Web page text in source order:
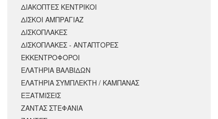
ΔΙΑΚΟΠΤΕΣ ΚΕΝΤΡΙΚΟΙ
ΔΙΣΚΟΙ ΑΜΠΡΑΓΙΑΖ
ΔΙΣΚΟΠΛΑΚΕΣ
ΔΙΣΚΟΠΛΑΚΕΣ - ΑΝΤΑΠΤΟΡΕΣ
ΕΚΚΕΝΤΡΟΦΟΡΟΙ
ΕΛΑΤΗΡΙΑ ΒΑΛΒΙΔΩΝ
ΕΛΑΤΗΡΙΑ ΣΥΜΠΛΕΚΤΗ / ΚΑΜΠΑΝΑΣ
ΕΞΑΤΜΙΣΕΙΣ
ΖΑΝΤΑΣ ΣΤΕΦΑΝΙΑ